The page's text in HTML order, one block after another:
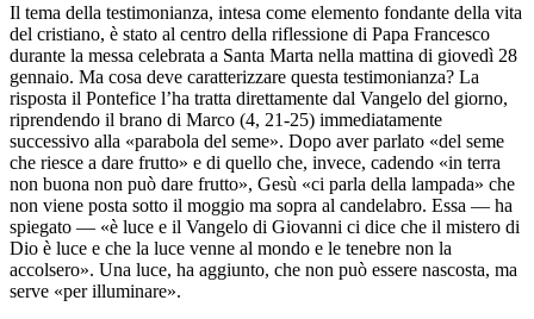
Il tema della testimonianza, intesa come elemento fondante della vita
del cristiano, è stato al centro della riflessione di Papa Francesco
durante la messa celebrata a Santa Marta nella mattina di giovedì 28
gennaio. Ma cosa deve caratterizzare questa testimonianza? La
risposta il Pontefice l’ha tratta direttamente dal Vangelo del giorno,
riprendendo il brano di Marco (4, 21-25) immediatamente
successivo alla «parabola del seme». Dopo aver parlato «del seme
che riesce a dare frutto» e di quello che, invece, cadendo «in terra
non buona non può dare frutto», Gesù «ci parla della lampada» che
non viene posta sotto il moggio ma sopra al candelabro. Essa — ha
spiegato — «è luce e il Vangelo di Giovanni ci dice che il mistero di
Dio è luce e che la luce venne al mondo e le tenebre non la
accolsero». Una luce, ha aggiunto, che non può essere nascosta, ma
serve «per illuminare».